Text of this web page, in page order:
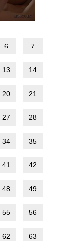
6 7
13 14
20 21
27 28
34 35
41 42
48 49
55 56
62 63